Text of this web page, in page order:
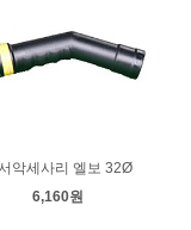
악세사리 엘보 32Ø
6,160원